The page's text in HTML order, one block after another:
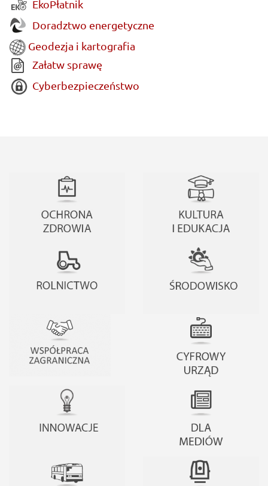
EkoPłatnik
Doradztwo energetyczne
Geodezja i kartografia
Załatw sprawę
Cyberbezpieczeństwo